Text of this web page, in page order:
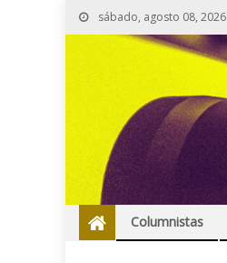
sábado, agosto 08, 2026
Columnistas